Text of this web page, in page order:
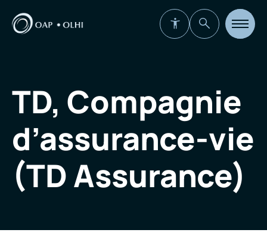
Ouvrir
la
TD, Compagnie
d’assurance-vie
(TD Assurance)